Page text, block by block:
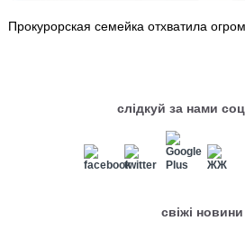
Прокурорская семейка отхватила
слідкуй за нами
свіжі новини